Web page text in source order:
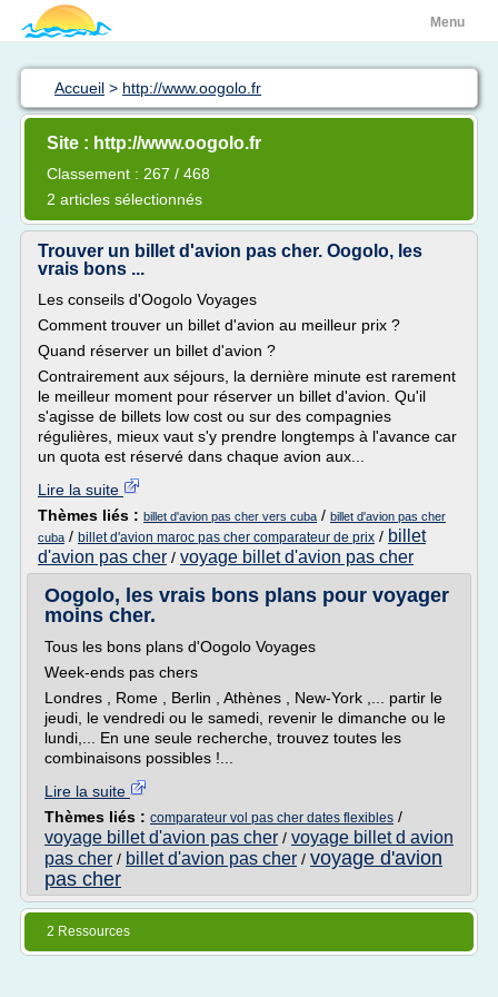
Menu
Accueil > http://www.oogolo.fr
Site : http://www.oogolo.fr
Classement : 267 / 468
2 articles sélectionnés
Trouver un billet d'avion pas cher. Oogolo, les
vrais bons ...
Les conseils d'Oogolo Voyages
Comment trouver un billet d'avion au meilleur prix ?
Quand réserver un billet d'avion ?
Contrairement aux séjours, la dernière minute est rarement
le meilleur moment pour réserver un billet d'avion. Qu'il
s'agisse de billets low cost ou sur des compagnies
régulières, mieux vaut s'y prendre longtemps à l'avance car
un quota est réservé dans chaque avion aux...
Lire la suite
Thèmes liés : billet d'avion pas cher vers cuba / billet d'avion pas cher
cuba / billet d'avion maroc pas cher comparateur de prix / billet
d'avion pas cher / voyage billet d'avion pas cher
Oogolo, les vrais bons plans pour voyager
moins cher.
Tous les bons plans d'Oogolo Voyages
Week-ends pas chers
Londres , Rome , Berlin , Athènes , New-York ,... partir le
jeudi, le vendredi ou le samedi, revenir le dimanche ou le
lundi,... En une seule recherche, trouvez toutes les
combinaisons possibles !...
Lire la suite
Thèmes liés : comparateur vol pas cher dates flexibles /
voyage billet d'avion pas cher / voyage billet d avion
pas cher / billet d'avion pas cher / voyage d'avion
pas cher
2 Ressources